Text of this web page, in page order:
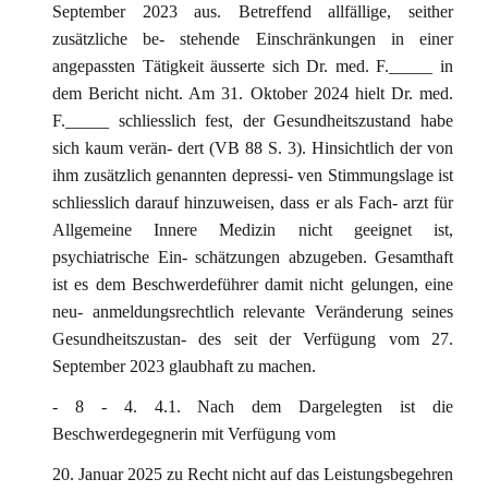
September 2023 aus. Betreffend allfällige, seither
zusätzliche be- stehende Einschränkungen in einer
angepassten Tätigkeit äusserte sich Dr. med. F._____ in
dem Bericht nicht. Am 31. Oktober 2024 hielt Dr. med.
F._____ schliesslich fest, der Gesundheitszustand habe
sich kaum verän- dert (VB 88 S. 3). Hinsichtlich der von
ihm zusätzlich genannten depressi- ven Stimmungslage ist
schliesslich darauf hinzuweisen, dass er als Fach- arzt für
Allgemeine Innere Medizin nicht geeignet ist,
psychiatrische Ein- schätzungen abzugeben. Gesamthaft
ist es dem Beschwerdeführer damit nicht gelungen, eine
neu- anmeldungsrechtlich relevante Veränderung seines
Gesundheitszustan- des seit der Verfügung vom 27.
September 2023 glaubhaft zu machen.
- 8 - 4. 4.1. Nach dem Dargelegten ist die
Beschwerdegegnerin mit Verfügung vom
20. Januar 2025 zu Recht nicht auf das Leistungsbegehren